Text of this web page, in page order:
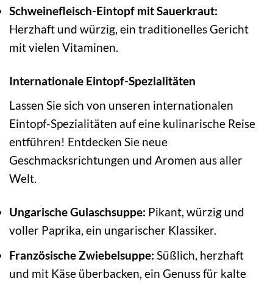
Schweinefleisch-Eintopf mit Sauerkraut:
Herzhaft und würzig, ein traditionelles Gericht
mit vielen Vitaminen.
Internationale Eintopf-Spezialitäten
Lassen Sie sich von unseren internationalen
Eintopf-Spezialitäten auf eine kulinarische Reise
entführen! Entdecken Sie neue
Geschmacksrichtungen und Aromen aus aller
Welt.
Ungarische Gulaschsuppe: Pikant, würzig und
voller Paprika, ein ungarischer Klassiker.
Französische Zwiebelsuppe: Süßlich, herzhaft
und mit Käse überbacken, ein Genuss für kalte